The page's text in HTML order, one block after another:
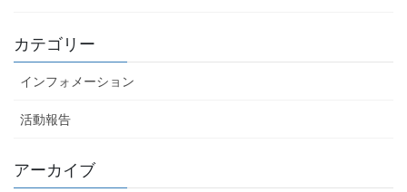
カテゴリー
インフォメーション
活動報告
アーカイブ